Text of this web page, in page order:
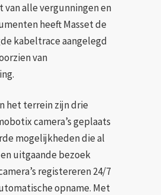
van alle vergunningen en
heeft Masset de
kabeltrace aangelegd
van
het terrein zijn drie
camera’s geplaats
mogelijkheden die al
uitgaande bezoek
registereren 24/7
opname. Met